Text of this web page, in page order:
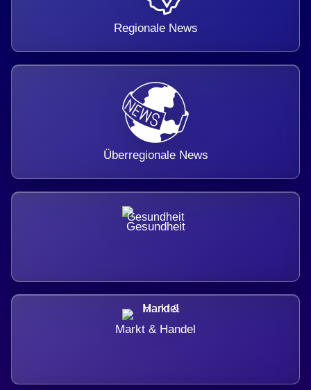
Regionale News
Überregionale News
Gesundheit
Markt & Handel